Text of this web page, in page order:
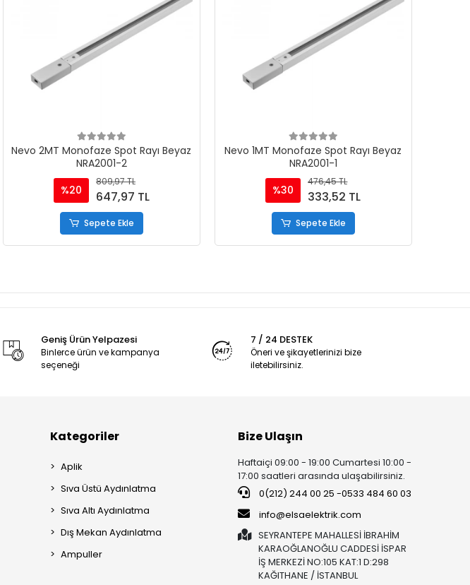
Nevo 2MT Monofaze Spot Rayı Beyaz
NRA2001-2
%20
809,97 TL
647,97 TL
Sepete Ekle
Nevo 1MT Monofaze Spot Rayı Beyaz
NRA2001-1
%30
476,45 TL
333,52 TL
Sepete Ekle
Geniş Ürün Yelpazesi
Binlerce ürün ve kampanya
seçeneği
7 / 24 DESTEK
Öneri ve şikayetlerinizi bize
iletebilirsiniz.
Kategoriler
Aplik
Sıva Üstü Aydınlatma
Sıva Altı Aydınlatma
Dış Mekan Aydınlatma
Ampuller
Bize Ulaşın
Haftaiçi 09:00 - 19:00 Cumartesi 10:00 -
17:00 saatleri arasında ulaşabilirsiniz.
0(212) 244 00 25 -0533 484 60 03
info@elsaelektrik.com
SEYRANTEPE MAHALLESİ İBRAHİM
KARAOĞLANOĞLU CADDESİ İSPAR
İŞ MERKEZİ NO:105 KAT:1 D:298
KAĞITHANE / İSTANBUL